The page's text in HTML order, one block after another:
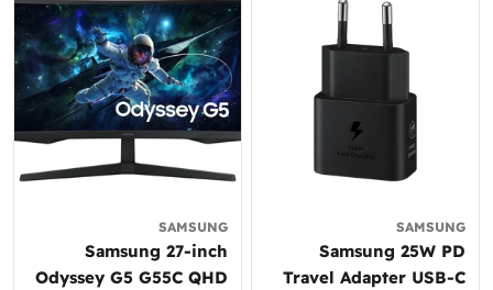
SAMSUNG
Samsung 25W PD
Travel Adapter USB-C
SAMSUNG
Samsung 27-inch
Odyssey G5 G55C QHD